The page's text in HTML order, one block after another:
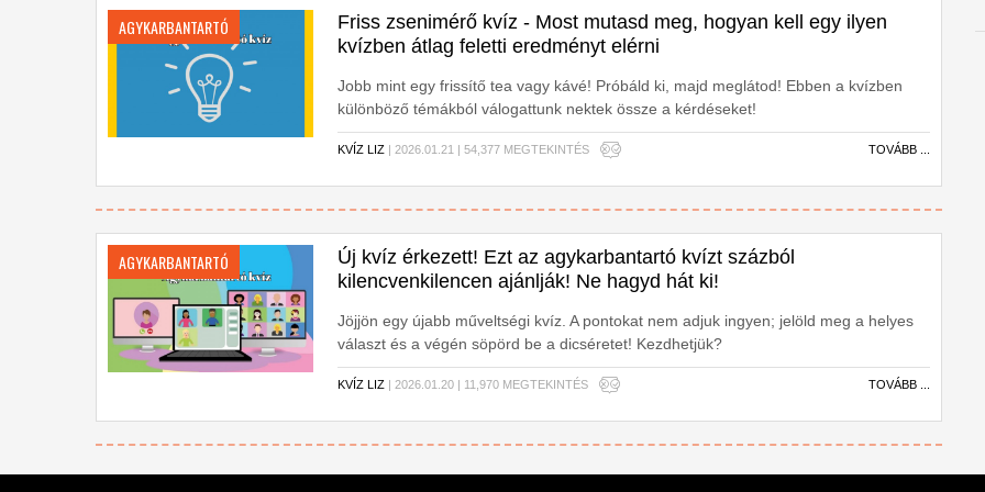
AGYKARBANTARTÓ
Friss zsenimérő kvíz - Most mutasd meg, hogyan kell egy ilyen
kvízben átlag feletti eredményt elérni
Jobb mint egy frissítő tea vagy kávé! Próbáld ki, majd meglátod! Ebben a kvízben
különböző témákból válogattunk nektek össze a kérdéseket!
KVÍZ LIZ | 2026.01.21 | 54,377 MEGTEKINTÉS TOVÁBB ...
AGYKARBANTARTÓ
Új kvíz érkezett! Ezt az agykarbantartó kvízt százból
kilencvenkilencen ajánlják! Ne hagyd hát ki!
Jöjjön egy újabb műveltségi kvíz. A pontokat nem adjuk ingyen; jelöld meg a helyes
választ és a végén söpörd be a dicséretet! Kezdhetjük?
KVÍZ LIZ | 2026.01.20 | 11,970 MEGTEKINTÉS TOVÁBB ...